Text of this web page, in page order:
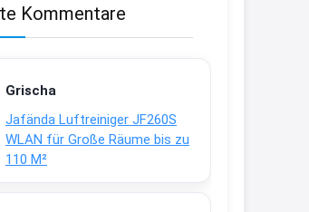
Kommentare
Grischa
Jafända Luftreiniger JF260S
WLAN für Große Räume bis zu
110 M²
29.07www.haribo.com/de-
↩
Joachim
Ab diesem Jahr gibt es keine
Fielmann-Blinkis mehr / wurde